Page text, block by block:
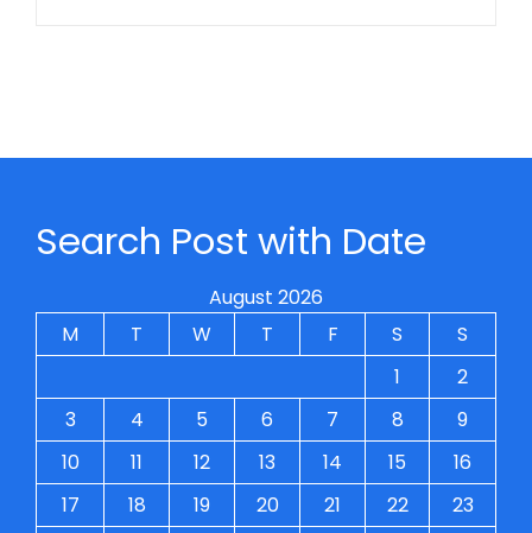
Search Post with Date
August 2026
M
T W T F S
S
1
2
3
4 5 6 7 8
9
10
11 12 13 14 15
16
17
18 19 20 21 22
23